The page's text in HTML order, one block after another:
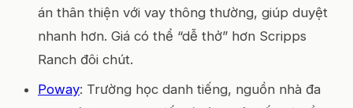
án thân thiện với vay thông thường, giúp duyệt
nhanh hơn. Giá có thể “dễ thở” hơn Scripps
Ranch đôi chút.
Poway: Trường học danh tiếng, nguồn nhà đa